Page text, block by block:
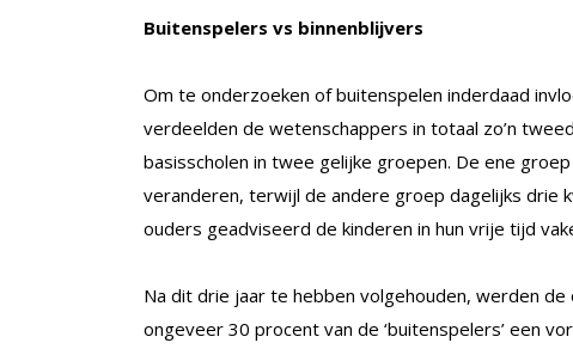
Buitenspelers vs binnenblijvers
Om te onderzoeken of buitenspelen inderdaad
verdeelden de wetenschappers in totaal zo’n
basisscholen in twee gelijke groepen. De ene
veranderen, terwijl de andere groep dagelijks drie
ouders geadviseerd de kinderen in hun vrije tijd
Na dit drie jaar te hebben volgehouden, werden
ongeveer 30 procent van de ‘buitenspelers’ een